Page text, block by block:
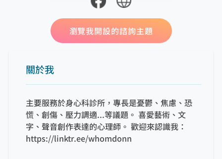
瀏覽我開設的諮詢主題
關於我
主要服務於身心科診所，專長是憂鬱、焦慮、恐
慌、創傷、壓力調適...等議題。 喜愛藝術、文
字、聲音創作表達的心理師。 歡迎來認識我：
https://linktr.ee/whomdonn